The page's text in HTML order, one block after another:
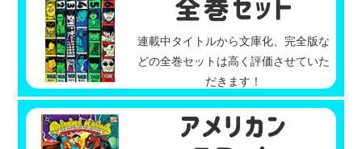
連載中タイトルから文庫化、完全版な
どの全巻セットは高く評価させていた
だきます！